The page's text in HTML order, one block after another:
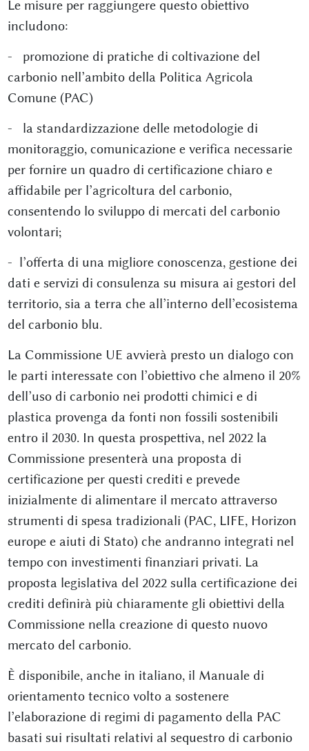
Le misure per raggiungere questo obiettivo
includono:
- promozione di pratiche di coltivazione del
carbonio nell’ambito della Politica Agricola
Comune (PAC)
- la standardizzazione delle metodologie di
monitoraggio, comunicazione e verifica necessarie
per fornire un quadro di certificazione chiaro e
affidabile per l’agricoltura del carbonio,
consentendo lo sviluppo di mercati del carbonio
volontari;
- l’offerta di una migliore conoscenza, gestione dei
dati e servizi di consulenza su misura ai gestori del
territorio, sia a terra che all’interno dell’ecosistema
del carbonio blu.
La Commissione UE avvierà presto un dialogo con
le parti interessate con l’obiettivo che almeno il 20%
dell’uso di carbonio nei prodotti chimici e di
plastica provenga da fonti non fossili sostenibili
entro il 2030. In questa prospettiva, nel 2022 la
Commissione presenterà una proposta di
certificazione per questi crediti e prevede
inizialmente di alimentare il mercato attraverso
strumenti di spesa tradizionali (PAC, LIFE, Horizon
europe e aiuti di Stato) che andranno integrati nel
tempo con investimenti finanziari privati. La
proposta legislativa del 2022 sulla certificazione dei
crediti definirà più chiaramente gli obiettivi della
Commissione nella creazione di questo nuovo
mercato del carbonio.
È disponibile, anche in italiano, il Manuale di
orientamento tecnico volto a sostenere
l’elaborazione di regimi di pagamento della PAC
basati sui risultati relativi al sequestro di carbonio